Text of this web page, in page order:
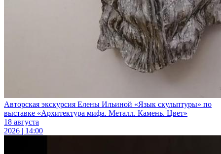
Авторская экскурсия Елены Ильиной «Язык скульптуры» по
выставке «Архитектура мифа. Металл. Камень. Цвет»
18 августа
2026 | 14:00